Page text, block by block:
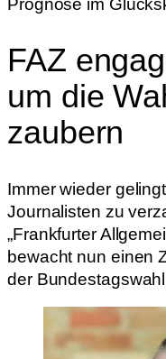
Prognose im
FAZ
um die
zaubern
Immer wieder
Journalisten zu
„Frankfurter
bewacht nun einen
der